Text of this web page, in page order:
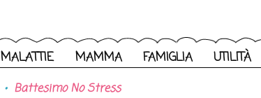
MALATTIE MAMMA FAMIGLIA UTILITÀ
Battesimo No Stress